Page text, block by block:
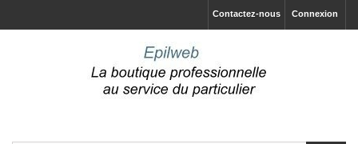
Connexion
Contactez-nous